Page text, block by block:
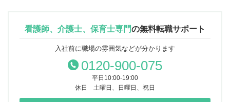
看護師、介護士、保育士専門の無料転職サポート
入社前に職場の雰囲気などが分かります
0120-900-075
平日10:00-19:00
休日 土曜日、日曜日、祝日